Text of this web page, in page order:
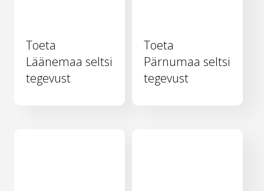
Toeta
Läänemaa seltsi
tegevust
Toeta
Pärnumaa seltsi
tegevust